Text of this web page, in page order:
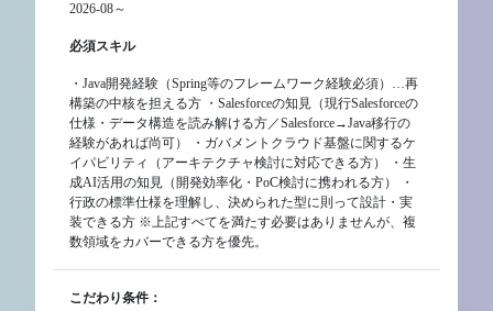
2026-08～
必須スキル
・Java開発経験（Spring等のフレームワーク経験必須）…再
構築の中核を担える方 ・Salesforceの知見（現行Salesforceの
仕様・データ構造を読み解ける方／Salesforce→Java移行の
経験があれば尚可） ・ガバメントクラウド基盤に関するケ
イパビリティ（アーキテクチャ検討に対応できる方） ・生
成AI活用の知見（開発効率化・PoC検討に携われる方） ・
行政の標準仕様を理解し、決められた型に則って設計・実
装できる方 ※上記すべてを満たす必要はありませんが、複
数領域をカバーできる方を優先。
こだわり条件：